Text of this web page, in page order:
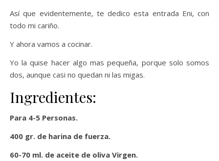
Así que evidentemente, te dedico esta entrada Eni, con
todo mi cariño.
Y ahora vamos a cocinar.
Yo la quise hacer algo mas pequeña, porque solo somos
dos, aunque casi no quedan ni las migas.
Ingredientes:
Para 4-5 Personas.
400 gr. de harina de fuerza.
60-70 ml. de aceite de oliva Virgen.